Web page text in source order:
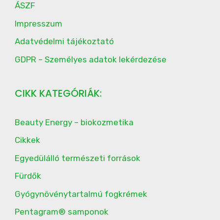
ÁSZF
Impresszum
Adatvédelmi tájékoztató
GDPR – Személyes adatok lekérdezése
CIKK KATEGÓRIÁK:
Beauty Energy – biokozmetika
Cikkek
Egyedülálló természeti források
Fürdők
Gyógynövénytartalmú fogkrémek
Pentagram® samponok